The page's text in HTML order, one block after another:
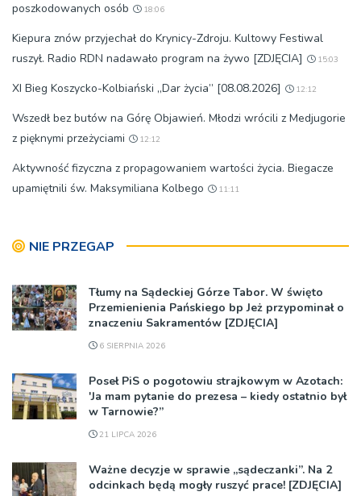
poszkodowanych osób
18:06
Kiepura znów przyjechał do Krynicy-Zdroju. Kultowy Festiwal
ruszył. Radio RDN nadawało program na żywo [ZDJĘCIA]
15:03
XI Bieg Koszycko-Kolbiański „Dar życia” [08.08.2026] 12:12
Wszedł bez butów na Górę Objawień. Młodzi wrócili z Medjugorie
z pięknymi przeżyciami
12:12
Aktywność fizyczna z propagowaniem wartości życia. Biegacze
upamiętnili św. Maksymiliana Kolbego
11:11
NIE PRZEGAP
Tłumy na Sądeckiej Górze Tabor. W święto
Przemienienia Pańskiego bp Jeż przypominał o
znaczeniu Sakramentów [ZDJĘCIA]
6 SIERPNIA 2026
Poseł PiS o pogotowiu strajkowym w Azotach:
'Ja mam pytanie do prezesa – kiedy ostatnio był
w Tarnowie?”
21 LIPCA 2026
Ważne decyzje w sprawie „sądeczanki”. Na 2
odcinkach będą mogły ruszyć prace! [ZDJĘCIA]